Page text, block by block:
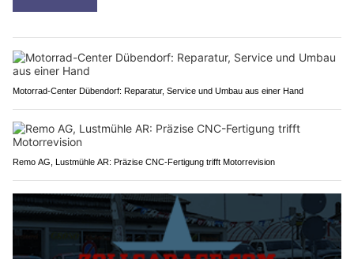
Motorrad-Center Dübendorf: Reparatur, Service und Umbau aus einer Hand
Remo AG, Lustmühle AR: Präzise CNC-Fertigung trifft Motorrevision